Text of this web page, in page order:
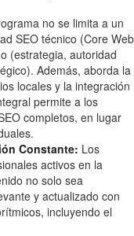
no se limita a un
SEO técnico (Core Web
(estrategia, autoridad
Además, aborda la
locales y la integración
permite a los
completos, en lugar
Constante: Los
activos en la
no solo sea
y actualizado con
incluyendo el